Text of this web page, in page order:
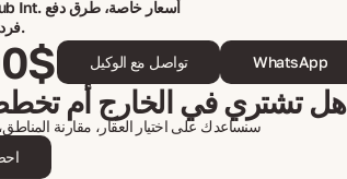
فردية وأقساط للدفع متاحة.
تواصل مع الوكيل WhatsApp
هل تشتري في الخارج أم تخطط
سنساعدك على اختيار العقار، مقارنة